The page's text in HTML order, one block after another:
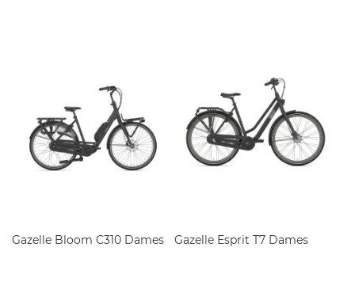
Gazelle Bloom C310 Dames Gazelle Esprit T7 Dames